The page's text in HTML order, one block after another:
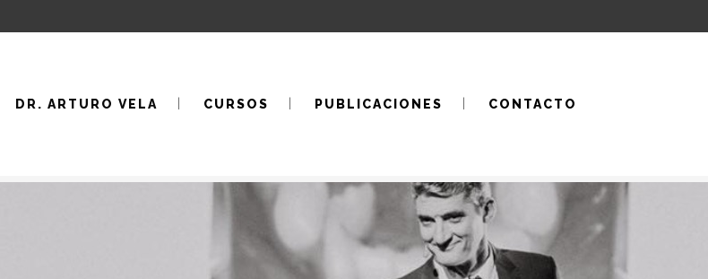
DR. ARTURO VELA CURSOS PUBLICACIONES CONTACTO